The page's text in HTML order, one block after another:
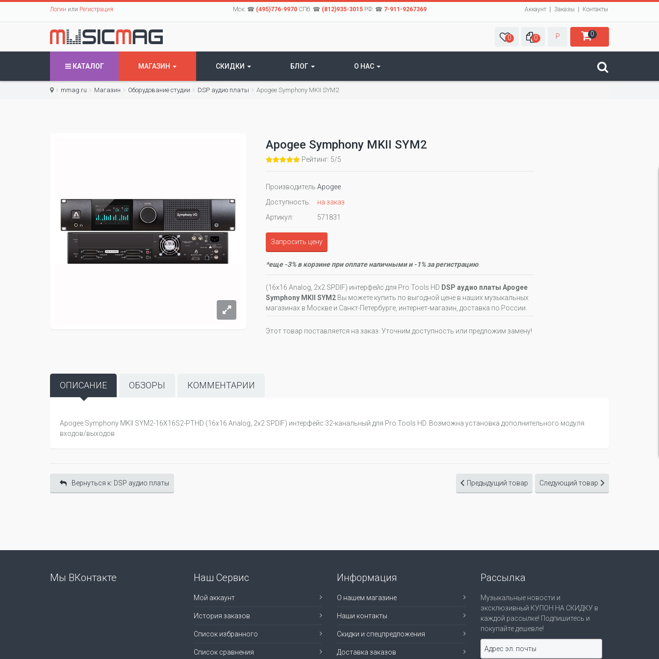
Логин или Регистрация Мск: ☎ (495)776-9970СПб: ☎ (812)935-3015РФ: ☎ 7-911-9267369 Аккаунт Заказы Контакты
0 0 Р 0
КАТАЛОГ МАГАЗИН СКИДКИ БЛОГ О НАС
mmag.ru Магазин Оборудование студии DSP аудио платы Apogee Symphony MKII SYM2
Apogee Symphony MKII SYM2
Рейтинг: 5/5
Производитель Apogee
Доступность:
на заказ
Артикул:
571831
Запросить цену
*еще -3% в корзине при оплате наличными и -1% за регистрацию
(16x16 Analog, 2x2 SPDIF) интерфейс для Pro Tools HD DSP аудио платы Apogee
Symphony MKII SYM2 Вы можете купить по выгодной цене в наших музыкальных
магазинах в Москве и Санкт-Петербурге, интернет-магазин, доставка по России.
Этот товар поставляется на заказ. Уточним доступность или предложим замену!
ОПИСАНИЕ ОБЗОРЫ КОММЕНТАРИИ
Apogee Symphony MKII SYM2-16X16S2-PTHD (16x16 Analog, 2x2 SPDIF) интерфейс 32-канальный для Pro Tools HD. Возможна установка дополнительного модуля
входов/выходов
Вернуться к: DSP аудио платы Предыдущий товар Следующий товар
Мы ВКонтакте Наш Сервис
Мой аккаунт
История заказов
Список избранного
Список сравнения
Информация
О нашем магазине
Наши контакты
Скидки и спецпредложения
Доставка заказов
Рассылка
Музыкальные новости и
эксклюзивный КУПОН НА СКИДКУ в
каждой рассылке! Подпишитесь и
покупайте дешевле!